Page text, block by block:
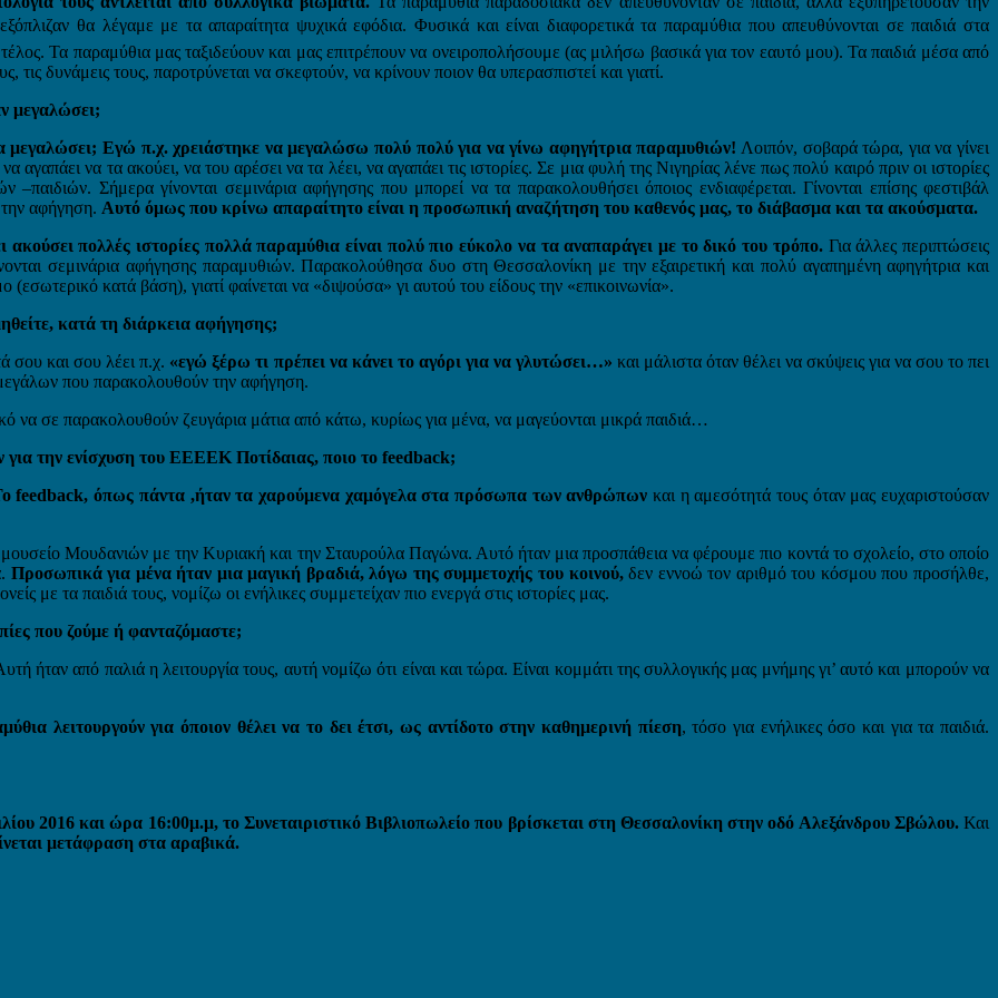
θα λέγαμε με τα απαραίτητα ψυχικά εφόδια. Φυσικά και είναι διαφορετικά τα παραμύθια που απευθύνονται σε παιδιά στα
Τα παραμύθια μας ταξιδεύουν και μας επιτρέπουν να ονειροπολήσουμε (ας μιλήσω βασικά για τον εαυτό μου). Τα παιδιά μέσα από
δυνάμεις τους, παροτρύνεται να σκεφτούν, να κρίνουν ποιον θα υπερασπιστεί και γιατί.
μεγαλώσει;
μεγαλώσει; Εγώ π.χ. χρειάστηκε να μεγαλώσω πολύ πολύ για να γίνω αφηγήτρια παραμυθιών! Λοιπόν, σοβαρά τώρα, για να γίνει
αγαπάει να τα ακούει, να του αρέσει να τα λέει, να αγαπάει τις ιστορίες. Σε μια φυλή της Νιγηρίας λένε πως πολύ καιρό πριν οι ιστορίες
–παιδιών. Σήμερα γίνονται σεμινάρια αφήγησης που μπορεί να τα παρακολουθήσει όποιος ενδιαφέρεται. Γίνονται επίσης φεστιβάλ
αφήγηση. Αυτό όμως που κρίνω απαραίτητο είναι η προσωπική αναζήτηση του καθενός μας, το διάβασμα και τα ακούσματα.
ακούσει πολλές ιστορίες πολλά παραμύθια είναι πολύ πιο εύκολο να τα αναπαράγει με το δικό του τρόπο.Για άλλες περιπτώσεις
σεμινάρια αφήγησης παραμυθιών. Παρακολούθησα δυο στη Θεσσαλονίκη με την εξαιρετική και πολύ αγαπημένη αφηγήτρια και
κατά βάση), γιατί φαίνεται να «διψούσα» γι αυτού του είδους την «επικοινωνία».
κατά τη διάρκεια αφήγησης;
σου και σου λέει π.χ. «εγώ ξέρω τι πρέπει να κάνει το αγόρι για να γλυτώσει…» και μάλιστα όταν θέλει να σκύψεις για να σου το πει
που παρακολουθούν την αφήγηση.
να σε παρακολουθούν ζευγάρια μάτια από κάτω, κυρίως για μένα, να μαγεύονται μικρά παιδιά…
την ενίσχυση του ΕΕΕΕΚ Ποτίδαιας, ποιο το feedback;
feedback, όπως πάντα ,ήταν τα χαρούμενα χαμόγελα στα πρόσωπα των ανθρώπων και η αμεσότητά τους όταν μας ευχαριστούσαν
Μουδανιών με την Κυριακή και την Σταυρούλα Παγώνα. Αυτό ήταν μια προσπάθεια να φέρουμε πιο κοντά το σχολείο, στο οποίο
Προσωπικά για μένα ήταν μια μαγική βραδιά, λόγω της συμμετοχής του κοινού,δεν εννοώ τον αριθμό του κόσμου που προσήλθε,
με τα παιδιά τους, νομίζω οι ενήλικες συμμετείχαν πιο ενεργά στις ιστορίες μας.
που ζούμε ή φανταζόμαστε;
ήταν από παλιά η λειτουργία τους, αυτή νομίζω ότι είναι και τώρα. Είναι κομμάτι της συλλογικής μας μνήμης γι’ αυτό και μπορούν να
λειτουργούν για όποιον θέλει να το δει έτσι, ως αντίδοτο στην καθημερινή πίεση, τόσο για ενήλικες όσο και για τα παιδιά.
2016 και ώρα 16:00μ.μ, το Συνεταιριστικό Βιβλιοπωλείο που βρίσκεται στη Θεσσαλονίκη στην οδό Αλεξάνδρου Σβώλου.Και
μετάφραση στα αραβικά.